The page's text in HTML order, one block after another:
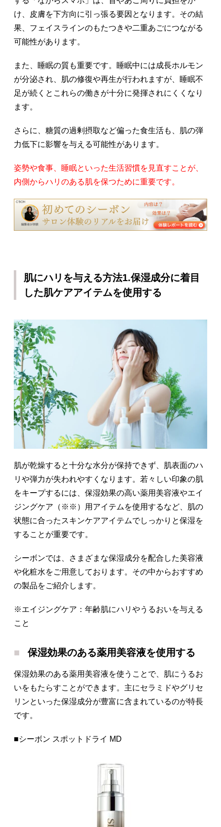
け、皮膚を下方向に引っ張る要因となります。その結
果、フェイスラインのもたつきや二重あごにつながる
可能性があります。
また、睡眠の質も重要です。睡眠中には成長ホルモン
が分泌され、肌の修復や再生が行われますが、睡眠不
足が続くとこれらの働きが十分に発揮されにくくなり
ます。
さらに、糖質の過剰摂取など偏った食生活も、肌の弾
力低下に影響を与える可能性があります。
姿勢や食事、睡眠といった生活習慣を見直すことが、
内側からハリのある肌を保つために重要です。
肌にハリを与える方法1.保湿成分に着目
した肌ケアアイテムを使用する
肌が乾燥すると十分な水分が保持できず、肌表面のハ
リや弾力が失われやすくなります。若々しい印象の肌
をキープするには、保湿効果の高い薬用美容液やエイ
ジングケア（※※）用アイテムを使用するなど、肌の
状態に合ったスキンケアアイテムでしっかりと保湿を
することが重要です。
シーボンでは、さまざまな保湿成分を配合した美容液
や化粧水をご用意しております。その中からおすすめ
の製品をご紹介します。
※エイジングケア：年齢肌にハリやうるおいを与える
こと
保湿効果のある薬用美容液を使用する
保湿効果のある薬用美容液を使うことで、肌にうるお
いをもたらすことができます。主にセラミドやグリセ
リンといった保湿成分が豊富に含まれているのが特長
です。
■シーボン スポットドライ MD